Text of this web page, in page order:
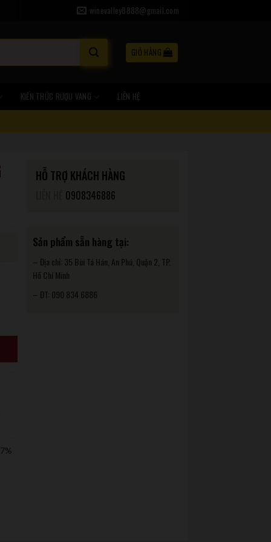
winevalley8888@gmail.com
GIỎ HÀNG
KIẾN THỨC RƯỢU VANG LIÊN HỆ
HỖ TRỢ KHÁCH HÀNG
0908346886
Sản phẩm sẵn hàng tại:
– Địa chỉ: 35 Bùi Tá Hán, An Phú, Quận 2, TP.
Hồ Chí Minh
– ĐT: 090 834 6886